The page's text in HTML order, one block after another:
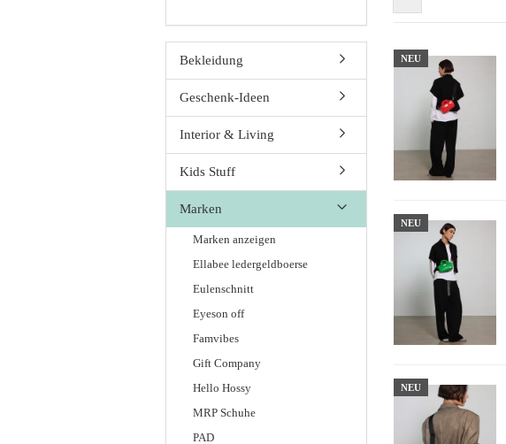
NEU
NEU
NEU
Bekleidung
Geschenk-Ideen
Interior & Living
Kids Stuff
Marken
Marken anzeigen
Ellabee ledergeldboerse
Eulenschnitt
Eyeson off
Famvibes
Gift Company
Hello Hossy
MRP Schuhe
PAD